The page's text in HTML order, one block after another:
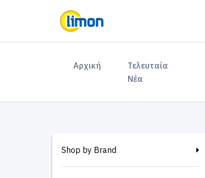
Αρχική (current)Τελευταία
Νέα
Shop by Brand